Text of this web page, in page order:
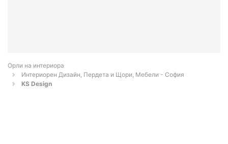
Орли на интериора
Интериорен Дизайн, Пердета и Щори, Мебели - София
KS Design